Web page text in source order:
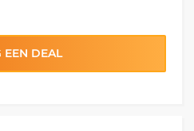
EEN DEAL